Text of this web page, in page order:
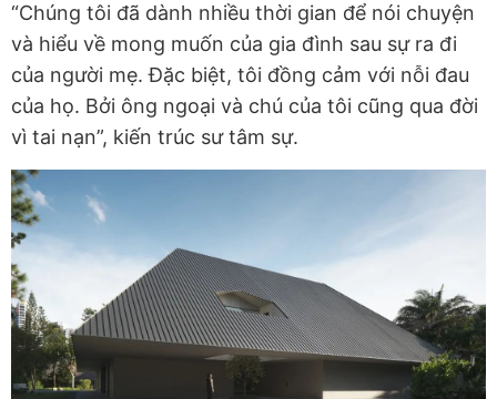
“Chúng tôi đã dành nhiều thời gian để nói chuyện
và hiểu về mong muốn của gia đình sau sự ra đi
của người mẹ. Đặc biệt, tôi đồng cảm với nỗi đau
của họ. Bởi ông ngoại và chú của tôi cũng qua đời
vì tai nạn”, kiến trúc sư tâm sự.